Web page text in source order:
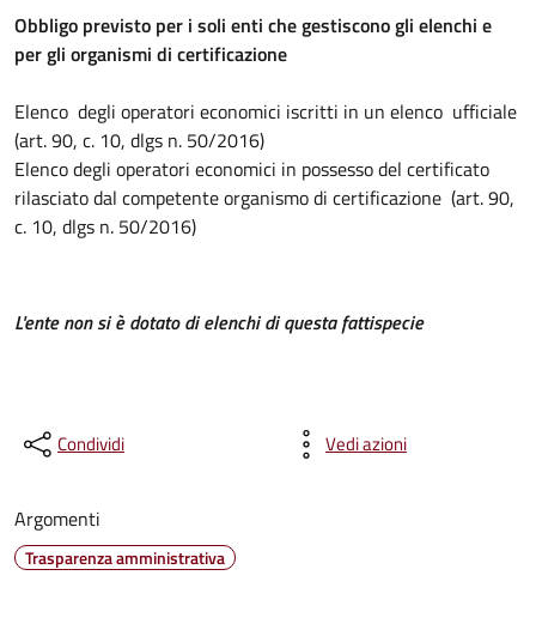
Obbligo previsto per i soli enti che gestiscono gli elenchi e
per gli organismi di certificazione
Elenco degli operatori economici iscritti in un elenco ufficiale
(art. 90, c. 10, dlgs n. 50/2016)
Elenco degli operatori economici in possesso del certificato
rilasciato dal competente organismo di certificazione (art. 90,
c. 10, dlgs n. 50/2016)
L'ente non si è dotato di elenchi di questa fattispecie
Condividi Vedi azioni
Argomenti
Trasparenza amministrativa